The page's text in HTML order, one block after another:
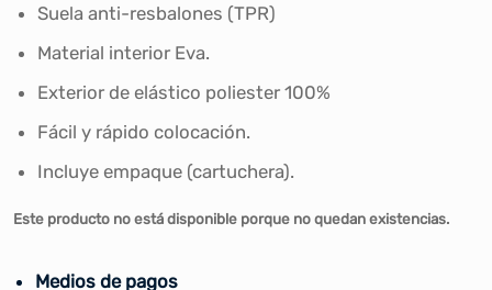
Suela anti-resbalones (TPR)
Material interior Eva.
Exterior de elástico poliester 100%
Fácil y rápido colocación.
Incluye empaque (cartuchera).
Este producto no está disponible porque no quedan existencias.
Medios de pagos